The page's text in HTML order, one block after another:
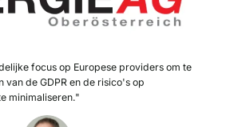
focus op Europese providers om te
van de GDPR en de risico's op
minimaliseren."